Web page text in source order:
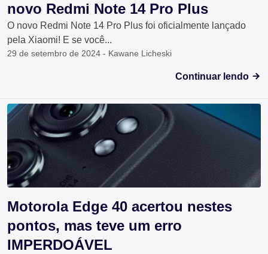
novo Redmi Note 14 Pro Plus
O novo Redmi Note 14 Pro Plus foi oficialmente lançado
pela Xiaomi! E se você...
29 de setembro de 2024 - Kawane Licheski
Continuar lendo
Motorola Edge 40 acertou nestes
pontos, mas teve um erro
IMPERDOÁVEL